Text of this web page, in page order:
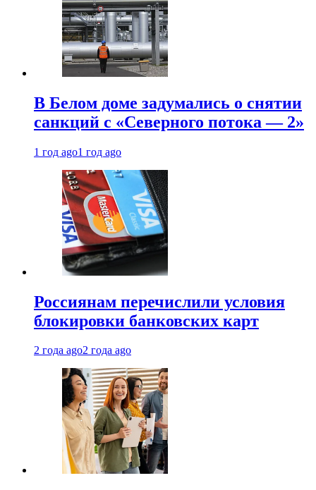
В Белом доме задумались о снятии
санкций с «Северного потока — 2»
1 год ago1 год ago
Россиянам перечислили условия
блокировки банковских карт
2 года ago2 года ago